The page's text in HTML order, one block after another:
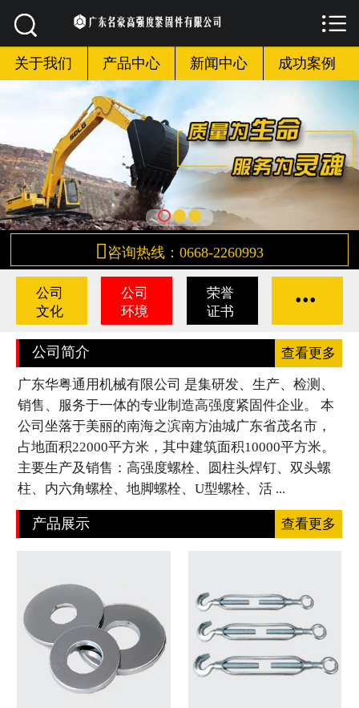
关于我们
新闻中心
成功案例
联系我们
 

关于我们 产品中心 新闻中心 成功案例
咨询热线：0668-2260993
公司
文化
公司
环境
荣誉
证书
...
公司简介 查看更多
广东华粤通用机械有限公司 是集研发、生产、检测、
销售、服务于一体的专业制造高强度紧固件企业。 本
公司坐落于美丽的南海之滨南方油城广东省茂名市，
占地面积22000平方米，其中建筑面积10000平方米。
主要生产及销售：高强度螺栓、圆柱头焊钉、双头螺
柱、内六角螺栓、地脚螺栓、U型螺栓、活 ...
产品展示 查看更多